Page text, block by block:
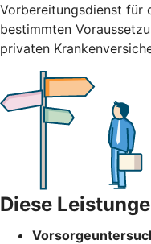
Vorbereitungsdienst für
bestimmten
privaten
Diese